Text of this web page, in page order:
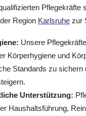
Pflegekräfte
Region Karlsruhe zur
Unsere Pflegekräfte
Körperhygiene und
Standards zu sichern
Unterstützung:
Haushaltsführung,